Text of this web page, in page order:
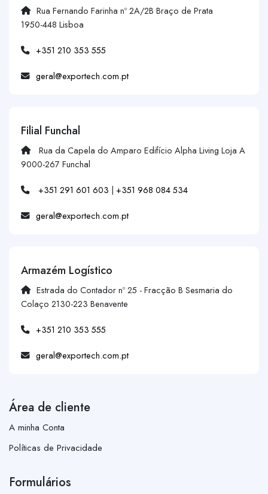
Rua Fernando Farinha nº 2A/2B Braço de Prata
1950-448 Lisboa
+351 210 353 555
geral@exportech.com.pt
Filial Funchal
Rua da Capela do Amparo Edifício Alpha Living Loja A
9000-267 Funchal
+351 291 601 603 | +351 968 084 534
geral@exportech.com.pt
Armazém Logístico
Estrada do Contador nº 25 - Fracção B Sesmaria do
Colaço 2130-223 Benavente
+351 210 353 555
geral@exportech.com.pt
Área de cliente
A minha Conta
Políticas de Privacidade
Formulários